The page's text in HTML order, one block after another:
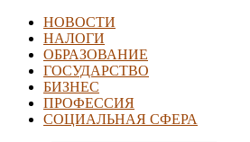
НОВОСТИ
НАЛОГИ
ОБРАЗОВАНИЕ
ГОСУДАРСТВО
БИЗНЕС
ПРОФЕССИЯ
СОЦИАЛЬНАЯ СФЕРА